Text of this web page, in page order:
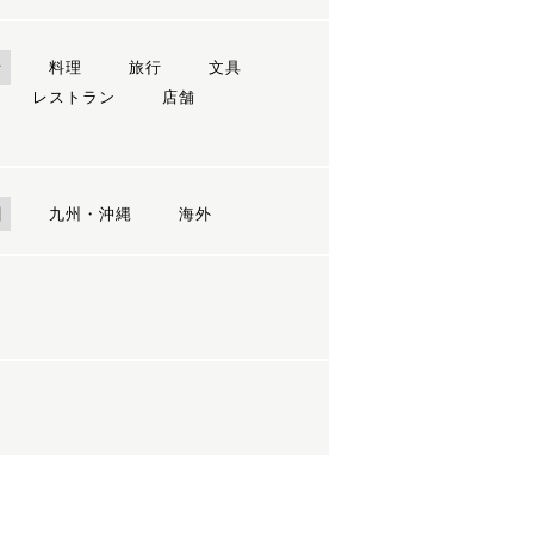
料理 旅行
文具
レストラン
店舗
九州・沖縄 海外